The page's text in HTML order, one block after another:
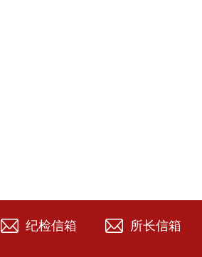
纪检信箱 所长信箱